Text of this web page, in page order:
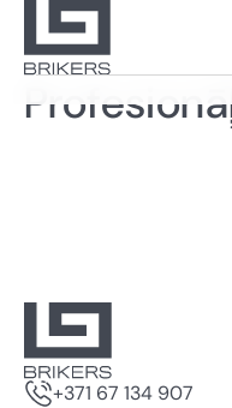
+371 67 134 907